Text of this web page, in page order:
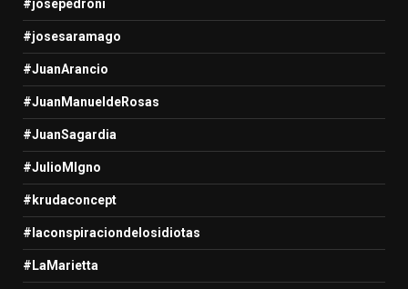
#josepedroni
#josesaramago
#JuanArancio
#JuanManueldeRosas
#JuanSagardia
#JulioMIgno
#krudaconcept
#laconspiraciondelosidiotas
#LaMarietta